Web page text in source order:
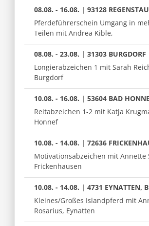
08.08. - 16.08. | 93128
Pferdeführerschein Umgang in
Teilen mit Andrea Kible,
08.08. - 23.08. | 31303 BURGDORF
Longierabzeichen 1 mit Sarah
Burgdorf
10.08. - 16.08. | 53604 BAD
Reitabzeichen 1-2 mit Katja
Honnef
10.08. - 14.08. | 72636
Motivationsabzeichen mit Annette
Frickenhausen
10.08. - 14.08. | 4731 EYNATTEN,
Kleines/Großes Islandpferd mit
Rosarius, Eynatten